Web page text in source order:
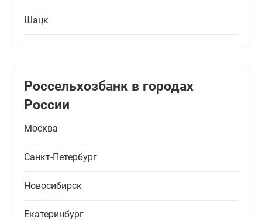
Шацк
Россельхозбанк в городах
России
Москва
Санкт-Петербург
Новосибирск
Екатеринбург